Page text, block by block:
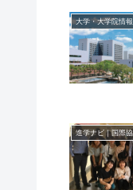
大学・大学院情報